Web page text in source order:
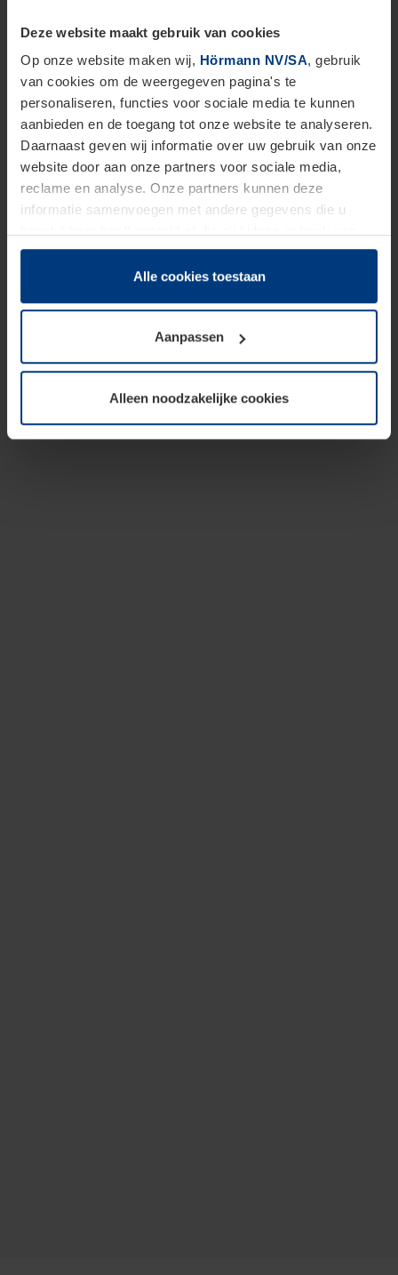
Deze website maakt gebruik van cookies
Op onze website maken wij, Hörmann NV/SA, gebruik
van cookies om de weergegeven pagina's te
personaliseren, functies voor sociale media te kunnen
aanbieden en de toegang tot onze website te analyseren.
Daarnaast geven wij informatie over uw gebruik van onze
website door aan onze partners voor sociale media,
reclame en analyse. Onze partners kunnen deze
informatie samenvoegen met andere gegevens die u
hun diensten hebben verzameld.
Juridisch hebben wij het recht om cookies op uw
van deze pagina's absoluut vereist is. Voor alle andere
soorten cookies is uw toestemming benodigd. Uw
toestemming kunt u op elk moment bij de uitleg van de
wijzigen of herroepen.
Alle cookies toestaan
Aanpassen
Alleen noodzakelijke cookies